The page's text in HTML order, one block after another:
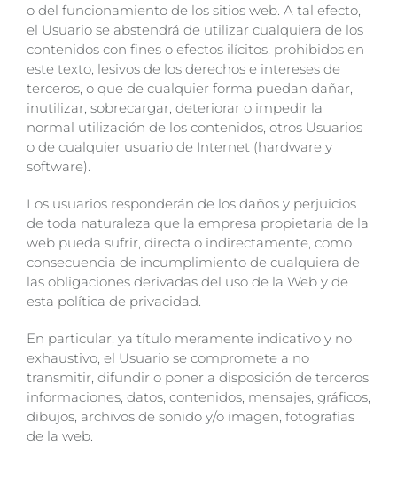
o del funcionamiento de los sitios web. A tal efecto,
el Usuario se abstendrá de utilizar cualquiera de los
contenidos con fines o efectos ilícitos, prohibidos en
este texto, lesivos de los derechos e intereses de
terceros, o que de cualquier forma puedan dañar,
inutilizar, sobrecargar, deteriorar o impedir la
normal utilización de los contenidos, otros Usuarios
o de cualquier usuario de Internet (hardware y
software).
Los usuarios responderán de los daños y perjuicios
de toda naturaleza que la empresa propietaria de la
web pueda sufrir, directa o indirectamente, como
consecuencia de incumplimiento de cualquiera de
las obligaciones derivadas del uso de la Web y de
esta política de privacidad.
En particular, ya título meramente indicativo y no
exhaustivo, el Usuario se compromete a no
transmitir, difundir o poner a disposición de terceros
informaciones, datos, contenidos, mensajes, gráficos,
dibujos, archivos de sonido y/o imagen, fotografías
de la web.